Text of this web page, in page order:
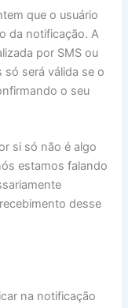
que o usuário
da notificação. A
por SMS ou
só será válida se o
o seu
si só não é algo
estamos falando
desse
na notificação